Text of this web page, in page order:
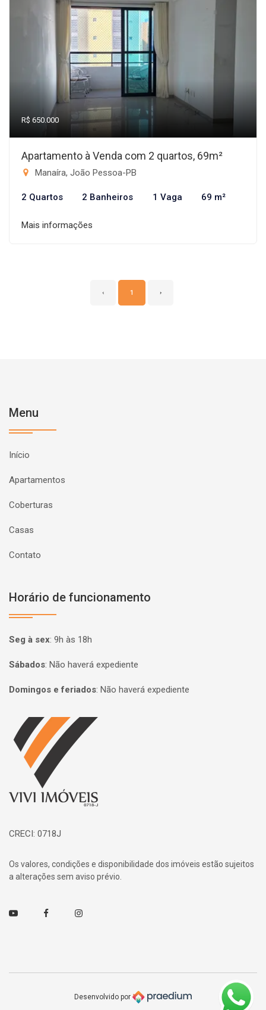
R$ 650.000
Apartamento à Venda com 2 quartos, 69m²
Manaíra, João Pessoa-PB
2 Quartos 2 Banheiros 1 Vaga 69 m²
Mais informações
‹ 1 ›
Menu
Início
Apartamentos
Coberturas
Casas
Contato
Horário de funcionamento
Seg à sex: 9h às 18h
Sábados: Não haverá expediente
Domingos e feriados: Não haverá expediente
Página inicial
CRECI: 0718J
Os valores, condições e disponibilidade dos imóveis estão sujeitos
a alterações sem aviso prévio.
Youtube FacebookInstagram
Desenvolvido por